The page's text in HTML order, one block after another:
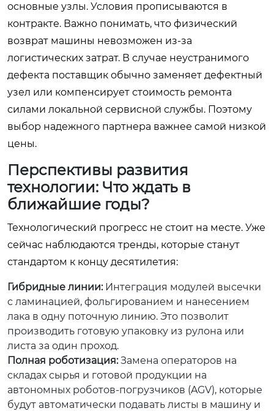
основные узлы. Условия прописываются в
контракте. Важно понимать, что физический
возврат машины невозможен из-за
логистических затрат. В случае неустранимого
дефекта поставщик обычно заменяет дефектный
узел или компенсирует стоимость ремонта
силами локальной сервисной службы. Поэтому
выбор надежного партнера важнее самой низкой
цены.
Перспективы развития
технологии: Что ждать в
ближайшие годы?
Технологический прогресс не стоит на месте. Уже
сейчас наблюдаются тренды, которые станут
стандартом к концу десятилетия:
Гибридные линии:Интеграция модулей высечки
с ламинацией, фольгированием и нанесением
лака в одну поточную линию. Это позволит
производить готовую упаковку из рулона или
листа за один проход.
Полная роботизация:Замена операторов на
складах сырья и готовой продукции на
автономных роботов-погрузчиков (AGV), которые
будут автоматически подавать листы в машину и